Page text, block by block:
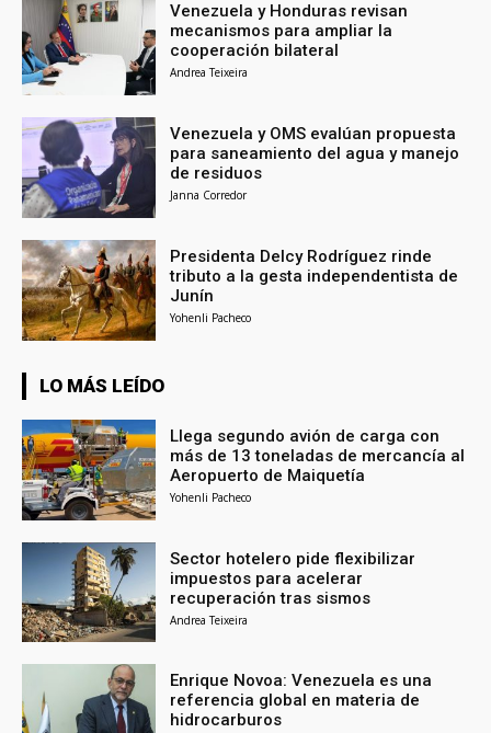
Venezuela y Honduras revisan
mecanismos para ampliar la
cooperación bilateral
Andrea Teixeira
Venezuela y OMS evalúan propuesta
para saneamiento del agua y manejo
de residuos
Janna Corredor
Presidenta Delcy Rodríguez rinde
tributo a la gesta independentista de
Junín
Yohenli Pacheco
LO MÁS LEÍDO
Llega segundo avión de carga con
más de 13 toneladas de mercancía al
Aeropuerto de Maiquetía
Yohenli Pacheco
Sector hotelero pide flexibilizar
impuestos para acelerar
recuperación tras sismos
Andrea Teixeira
Enrique Novoa: Venezuela es una
referencia global en materia de
hidrocarburos